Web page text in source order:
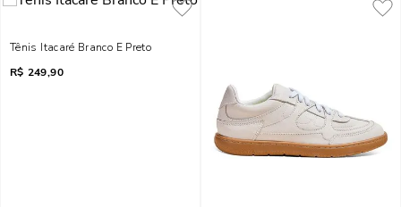
Tênis Itacaré Branco E Preto
R$ 249,90